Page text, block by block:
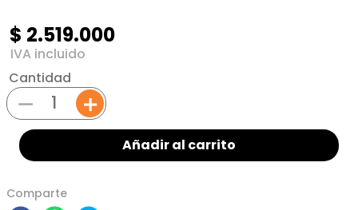
$ 2.519.000
Cantidad
＋
－
Añadir al carrito
Comparte